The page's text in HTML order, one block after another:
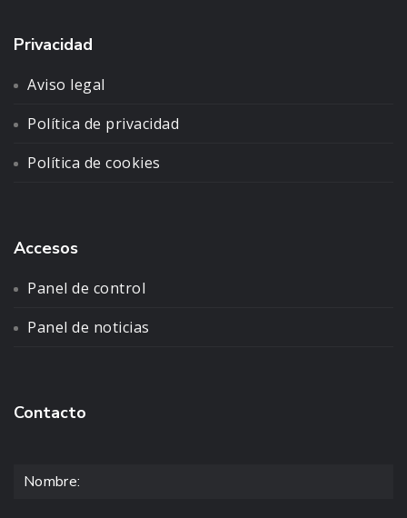
Privacidad
Aviso legal
Política de privacidad
Política de cookies
Accesos
Panel de control
Panel de noticias
Contacto